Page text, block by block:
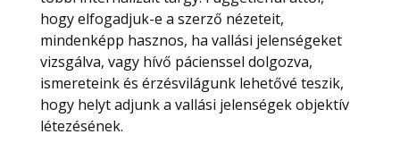
hogy elfogadjuk-e a szerző nézeteit,
mindenképp hasznos, ha vallási jelenségeket
vizsgálva, vagy hívő pácienssel dolgozva,
ismereteink és érzésvilágunk lehetővé teszik,
hogy helyt adjunk a vallási jelenségek objektív
létezésének.